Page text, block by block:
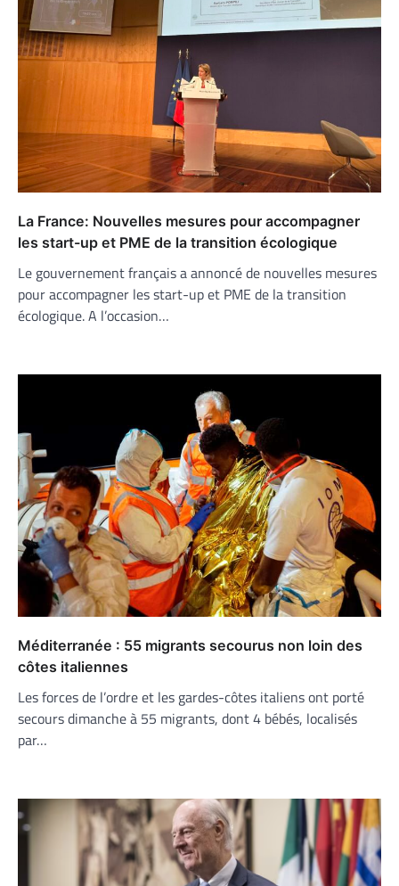
La France: Nouvelles mesures pour accompagner
les start-up et PME de la transition écologique
Le gouvernement français a annoncé de nouvelles mesures
pour accompagner les start-up et PME de la transition
écologique. A l’occasion…
Méditerranée : 55 migrants secourus non loin des
côtes italiennes
Les forces de l’ordre et les gardes-côtes italiens ont porté
secours dimanche à 55 migrants, dont 4 bébés, localisés
par…